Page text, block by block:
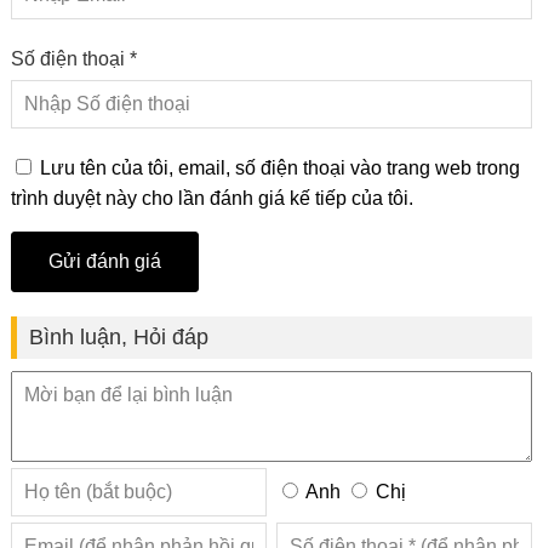
Số điện thoại *
Lưu tên của tôi, email, số điện thoại vào trang web trong
trình duyệt này cho lần đánh giá kế tiếp của tôi.
Bình luận, Hỏi đáp
Anh Chị